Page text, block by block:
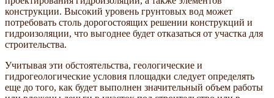
конструкции. Высокий уровень грунтовых вод может
потребовать столь дорогостоящих решении конструкций и
гидроизоляции, что выгоднее будет отказаться от участка для
строительства.
Учитывая эти обстоятельства, геологические и
гидрогеологические условия площадки следует определять
еще до того, как будет выполнен значительный объем работы